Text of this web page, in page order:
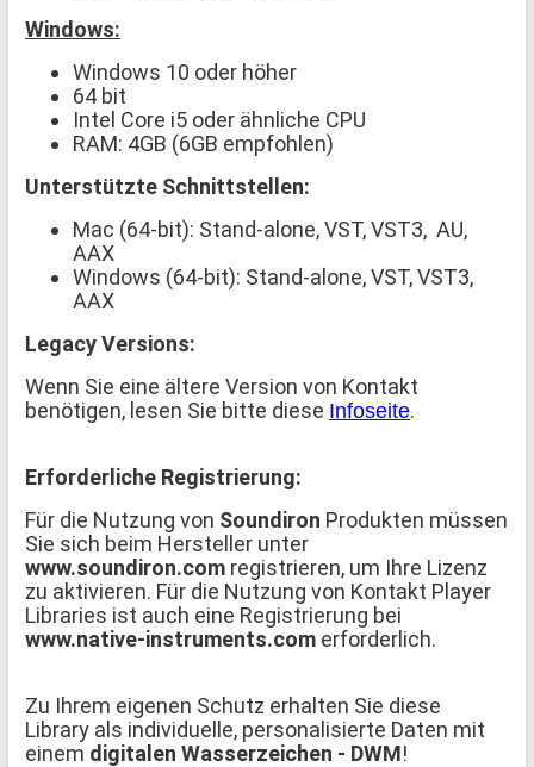
Windows:
Windows 10 oder höher
64 bit
Intel Core i5 oder ähnliche CPU
RAM: 4GB (6GB empfohlen)
Unterstützte Schnittstellen:
Mac (64-bit): Stand-alone, VST, VST3, AU,
AAX
Windows (64-bit): Stand-alone, VST, VST3,
AAX
Legacy Versions:
Wenn Sie eine ältere Version von Kontakt
benötigen, lesen Sie bitte diese Infoseite.
Erforderliche Registrierung:
Für die Nutzung von Soundiron Produkten müssen
Sie sich beim Hersteller unter
www.soundiron.com registrieren, um Ihre Lizenz
zu aktivieren. Für die Nutzung von Kontakt Player
Libraries ist auch eine Registrierung bei
www.native-instruments.com erforderlich.
Zu Ihrem eigenen Schutz erhalten Sie diese
Library als individuelle, personalisierte Daten mit
einem digitalen Wasserzeichen - DWM!